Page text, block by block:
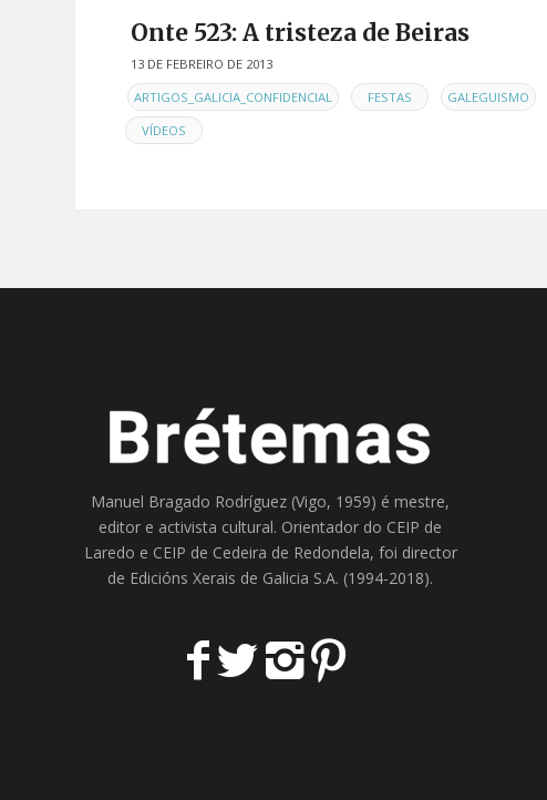
Onte 523: A tristeza de Beiras
13 DE FEBREIRO DE 2013
ENARTIGOS_GALICIA_CONFIDENCIAL FESTAS GALEGUISMO
VÍDEOS
Manuel Bragado Rodríguez (Vigo, 1959) é mestre,
editor e activista cultural. Orientador do CEIP de
Laredo e CEIP de Cedeira de Redondela, foi director
de Edicións Xerais de Galicia S.A. (1994-2018).